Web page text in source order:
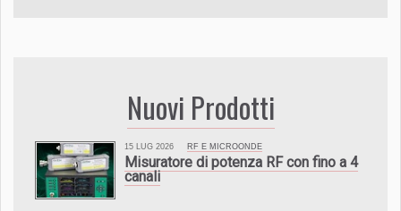
Nuovi Prodotti
15 LUG 2026 RF E MICROONDE
Misuratore di potenza RF con fino a 4
canali